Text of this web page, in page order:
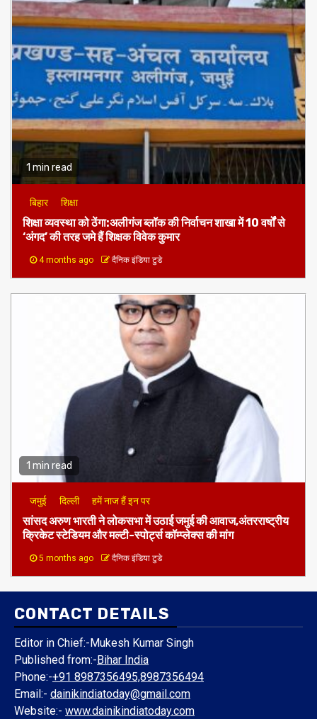
1 min read
बिहार शिक्षा
शिक्षा व्यवस्था को ठेंगा:अलीगंज ब्लॉक की निर्वाचन शाखा में 10 वर्षों से
‘अंगद’ की तरह जमे हैं शिक्षक विवेक कुमार
4 months ago दैनिक इंडिया टुडे
1 min read
जमुई दिल्ली हमें नाज हैं इन पर
​सांसद अरुण भारती ने लोकसभा में उठाई जमुई की आवाज,अंतरराष्ट्रीय
क्रिकेट स्टेडियम और मल्टी-स्पोर्ट्स कॉम्प्लेक्स की मांग
5 months ago दैनिक इंडिया टुडे
CONTACT DETAILS
Editor in Chief:-Mukesh Kumar Singh
Published from:-Bihar India
Phone:-+91 8987356495,8987356494
Email:- dainikindiatoday@gmail.com
Website:- www.dainikindiatoday.com